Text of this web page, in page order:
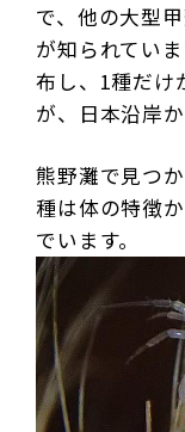
で、他の大型
が知られていま
布し、1種だけ
が、日本沿岸
熊野灘で見つ
種は体の特徴
でいます。